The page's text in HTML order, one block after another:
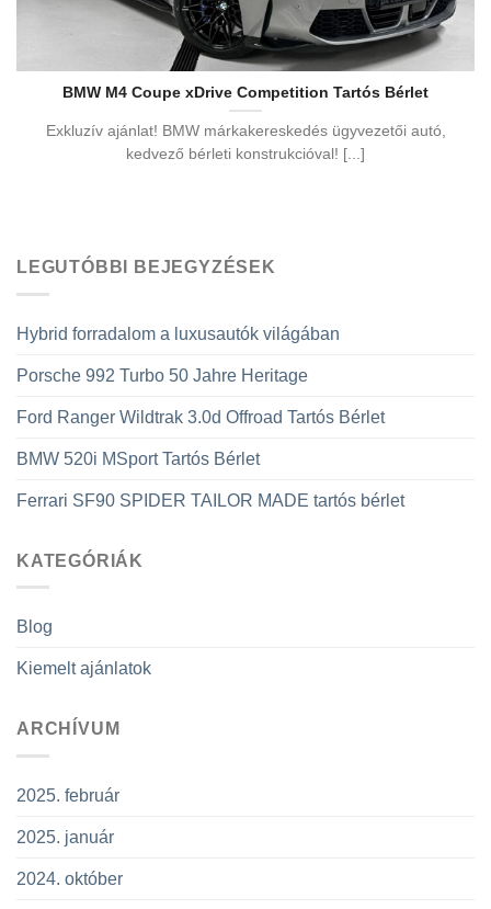
BMW M4 Coupe xDrive Competition Tartós Bérlet
Exkluzív ajánlat! BMW márkakereskedés ügyvezetői autó,
kedvező bérleti konstrukcióval! [...]
LEGUTÓBBI BEJEGYZÉSEK
Hybrid forradalom a luxusautók világában
Porsche 992 Turbo 50 Jahre Heritage
Ford Ranger Wildtrak 3.0d Offroad Tartós Bérlet
BMW 520i MSport Tartós Bérlet
Ferrari SF90 SPIDER TAILOR MADE tartós bérlet
KATEGÓRIÁK
Blog
Kiemelt ajánlatok
ARCHÍVUM
2025. február
2025. január
2024. október